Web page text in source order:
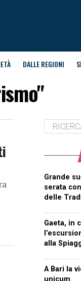
DALLE REGIONI
Grande
serata
delle
Gaeta, in
alla
A Bari la
unicum